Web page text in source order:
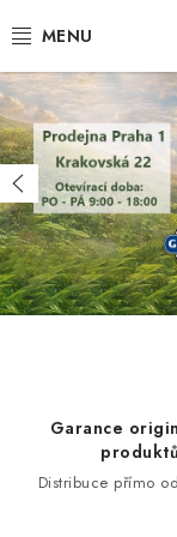
na
DOPLŇKY STRAVY
KOZMETIKA
ŠPORT
ŽIVILA
DÁRKY PRO
Prejšnji
Garance
produktů
Distribuce přímo